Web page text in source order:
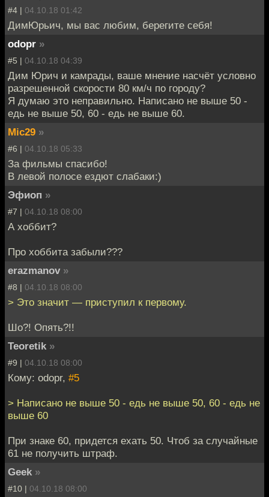
#4 | 04.10.18 01:42
ДимЮрьич, мы вас любим, берегите себя!
odopr »
#5 | 04.10.18 04:39
Дим Юрич и камрады, ваше мнение насчёт условно
разрешенной скорости 80 км/ч по городу?
Я думаю это неправильно. Написано не выше 50 -
едь не выше 50, 60 - едь не выше 60.
Mic29 »
#6 | 04.10.18 05:33
За фильмы спасибо!
В левой полосе ездют слабаки:)
Эфиоп »
#7 | 04.10.18 08:00
А хоббит?
Про хоббита забыли???
erazmanov »
#8 | 04.10.18 08:00
> Это значит — приступил к первому.
Шо?! Опять?!!
Teoretik »
#9 | 04.10.18 08:00
Кому: odopr, #5
> Написано не выше 50 - едь не выше 50, 60 - едь не
выше 60
При знаке 60, придется ехать 50. Чтоб за случайные
61 не получить штраф.
Geek »
#10 | 04.10.18 08:00